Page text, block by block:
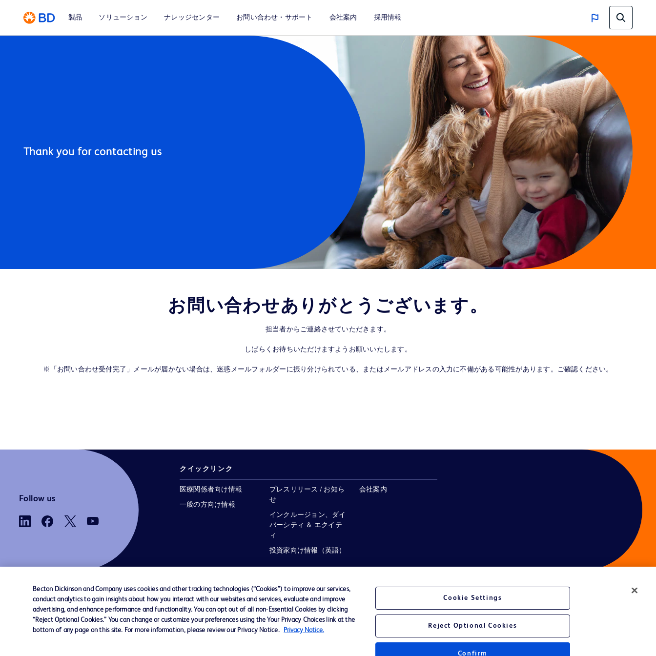
製品 ソリューション ナレッジセンター お問い合わせ・サポート 会社案内 採用情報
お問い合わせありがとうございます。
担当者からご連絡させていただきます。​
しばらくお待ちいただけますようお願いいたします。​
※「お問い合わせ受付完了」メールが届かない場合は、迷惑メールフォルダーに振り分けられている、またはメールアドレスの入力に不備がある可能性があります。ご確認ください。
Follow us
クイックリンク
医療関係者向け情報
一般の方向け情報
プレスリリース / お知ら
せ
インクルージョン、ダイ
バーシティ ＆ エクイテ
ィ
投資家向け情報（英語）
会社案内
お問い合わせ Cookie Preferences プライバシーポリシー ご利用規約
Becton Dickinson and Company uses cookies and other tracking technologies (“Cookies”) to improve our services,
conduct analytics to gain insights about how you interact with our websites and services, evaluate and improve
advertising, and enhance performance and functionality. You can opt out of all non-Essential Cookies by clicking
“Reject Optional Cookies.” You can change or customize your preferences using the Your Privacy Choices link at the
bottom of any page on this site. For more information, please review our Privacy Notice.
Privacy Notice.
Cookie Settings
Reject Optional Cookies
Confirm